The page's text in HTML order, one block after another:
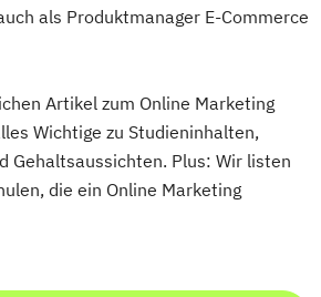
als Produktmanager E-Commerce
Artikel zum Online Marketing
Wichtige zu Studieninhalten,
Gehaltsaussichten. Plus: Wir listen
die ein Online Marketing